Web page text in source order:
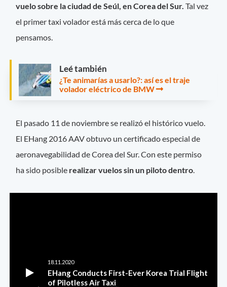
vuelo sobre la ciudad de Seúl, en Corea del Sur. Tal vez
el primer taxi volador está más cerca de lo que
pensamos.
Leé también
¿Te animarías a usarlo?: así es el traje
volador eléctrico de BMW
El pasado 11 de noviembre se realizó el histórico vuelo.
El EHang 2016 AAV obtuvo un certificado especial de
aeronavegabilidad de Corea del Sur. Con este permiso
ha sido posible realizar vuelos sin un piloto dentro.